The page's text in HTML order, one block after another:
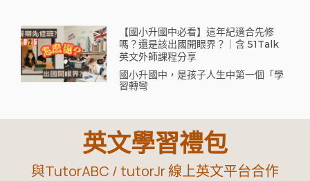
【國小升國中必看】這年紀適合先修
嗎？還是該出國開眼界？｜含 51Talk
英文外師課程分享
國小升國中，是孩子人生中第一個「學
習轉彎
英文學習禮包
與TutorABC / tutorJr 線上英文平台合作